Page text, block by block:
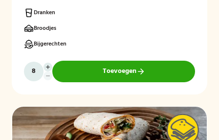
Dranken
Broodjes
Bijgerechten
Toevoegen